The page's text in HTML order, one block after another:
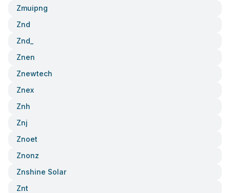
Zmuipng
Znd
Znd_
Znen
Znewtech
Znex
Znh
Znj
Znoet
Znonz
Znshine Solar
Znt